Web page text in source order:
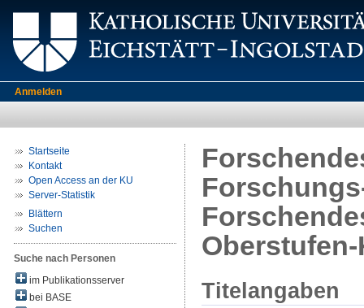
Anmelden
Startseite
Kontakt
Open Access an der KU
Server-Statistik
Blättern
Suchen
Suche nach Personen
im Publikationsserver
bei BASE
Titelangaben